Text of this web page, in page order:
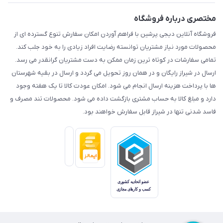
مختصری درباره فروشگاه
فروشگاه آنلاین دیجی پرشین با فراهم آوردن امکان سفارش تنوع گسترده ای از
محصولات مورد نیاز مشتریان توانسته رضایت افراد زیادی را به خود جلب کند.
تمامی سفارشات در کوتاه ترین زمان ممکن به دست مشتریان گرانقدر می رسد.
ارسال در شیراز رایگان و در همان روز تحویل می گردد و ارسال در بقیه شهرستان
ها با پرداخت هزینه ارسال انجام می شود. امکان عودت کالا تا یک هفته وجود
دارد و مبلغ کالا به حساب مشتری بازگشت داده می شود. محصولات تند مصرف و
فاسد شدنی تنها در شیراز قابل سفارش خواهند بود.